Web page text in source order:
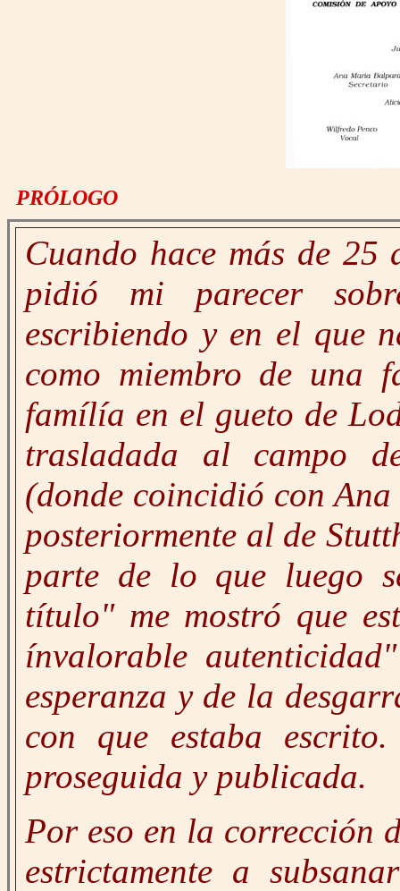
PRÓLOGO
Cuando hace más de 25
pidió mi parecer
escribiendo y en el que
como miembro de una
famílía en el gueto de
trasladada al campo
(donde coincidió con
posteriormente al de
parte de lo que luego
título" me mostró que
ínvalorable
esperanza y de la
con que estaba
proseguida y publicada.
Por eso en la corrección
estrictamente a